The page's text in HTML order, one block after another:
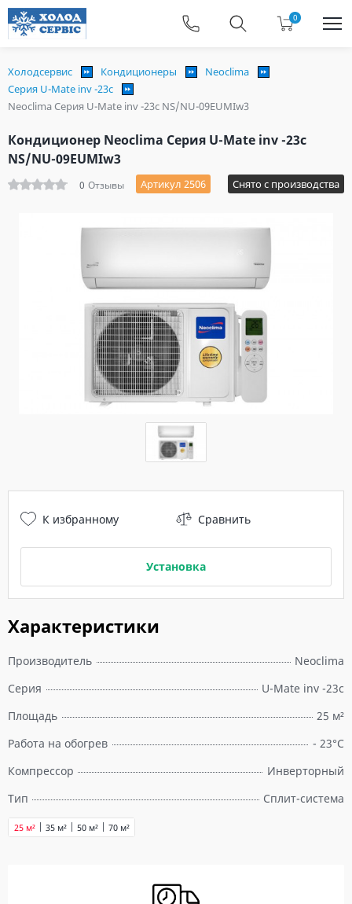
0
Холодсервис Кондиционеры
Neoclima
Серия U-Mate inv -23c
Neoclima Серия U-Mate inv -23c NS/NU-09EUMIw3
Кондиционер Neoclima Серия U-Mate inv -23c
NS/NU-09EUMIw3
0 Отзывы Артикул 2506 Снято с производства
Характеристики
Производитель
Neoclima
Серия
U-Mate inv -23c
Площадь
25 м²
Работа на обогрев
- 23°C
Компрессор
Инверторный
Тип
Сплит-система
25 м² 35 м² 50 м² 70 м²
К избранному Сравнить
Установка